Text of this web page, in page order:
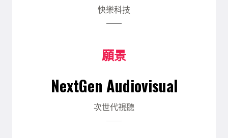
快樂科技
願景
NextGen Audiovisual
次世代視聽